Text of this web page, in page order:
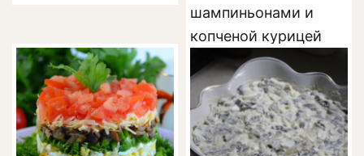
шампиньонами и
копченой курицей